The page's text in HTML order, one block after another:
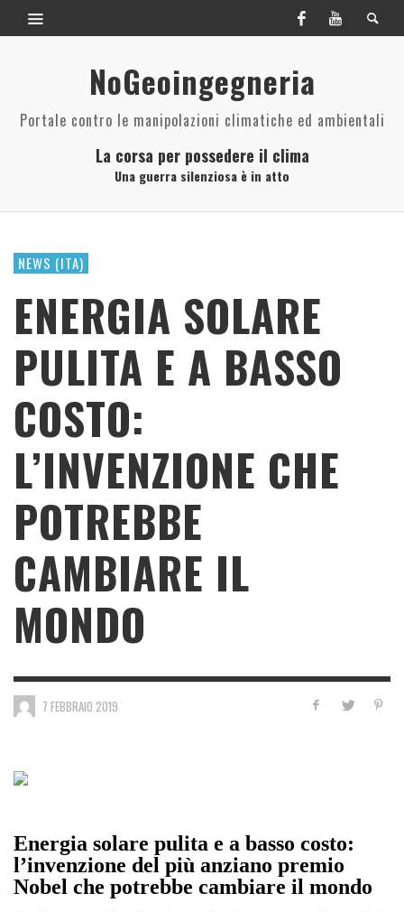
NoGeoingegneria
Portale contro le manipolazioni climatiche ed ambientali
La corsa per possedere il clima
Una guerra silenziosa è in atto
NEWS (ITA)
ENERGIA SOLARE
PULITA E A BASSO
COSTO:
L’INVENZIONE CHE
POTREBBE
CAMBIARE IL
MONDO
7 FEBBRAIO 2019
Energia solare pulita e a basso costo:
l’invenzione del più anziano premio
Nobel che potrebbe cambiare il mondo